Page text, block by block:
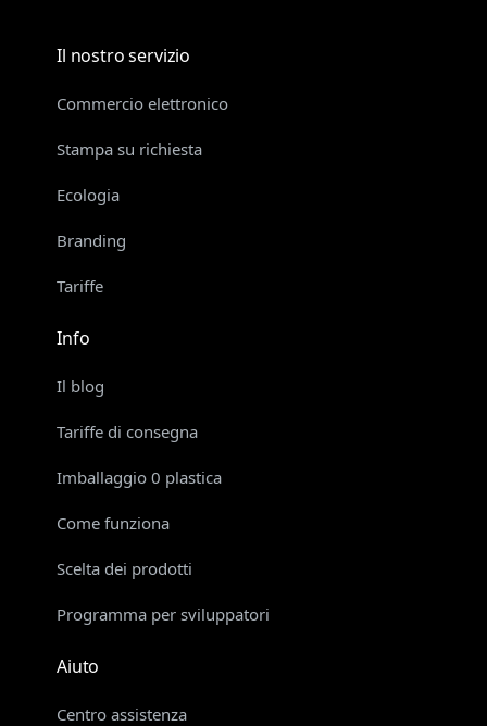
Il nostro servizio
Commercio elettronico
Stampa su richiesta
Ecologia
Branding
Tariffe
Info
Il blog
Tariffe di consegna
Imballaggio 0 plastica
Come funziona
Scelta dei prodotti
Programma per sviluppatori
Aiuto
Centro assistenza